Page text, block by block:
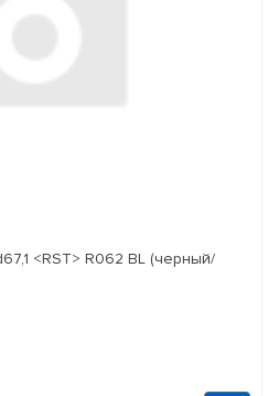
<RST> R062 BL (черный/